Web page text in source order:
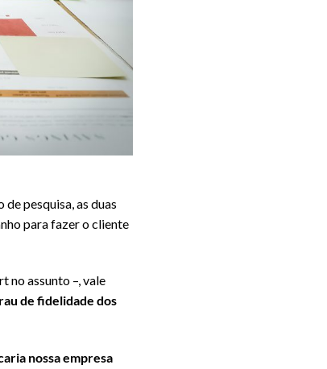
pesquisa, as duas
para fazer o cliente
no assunto –, vale
de fidelidade dos
nossa empresa